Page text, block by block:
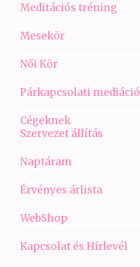
Meditációs tréning
Mesekör
Női Kör
Párkapcsolati mediáció
Cégeknek
Szervezet állítás
Naptáram
Érvényes árlista
WebShop
Kapcsolat és Hírlevél